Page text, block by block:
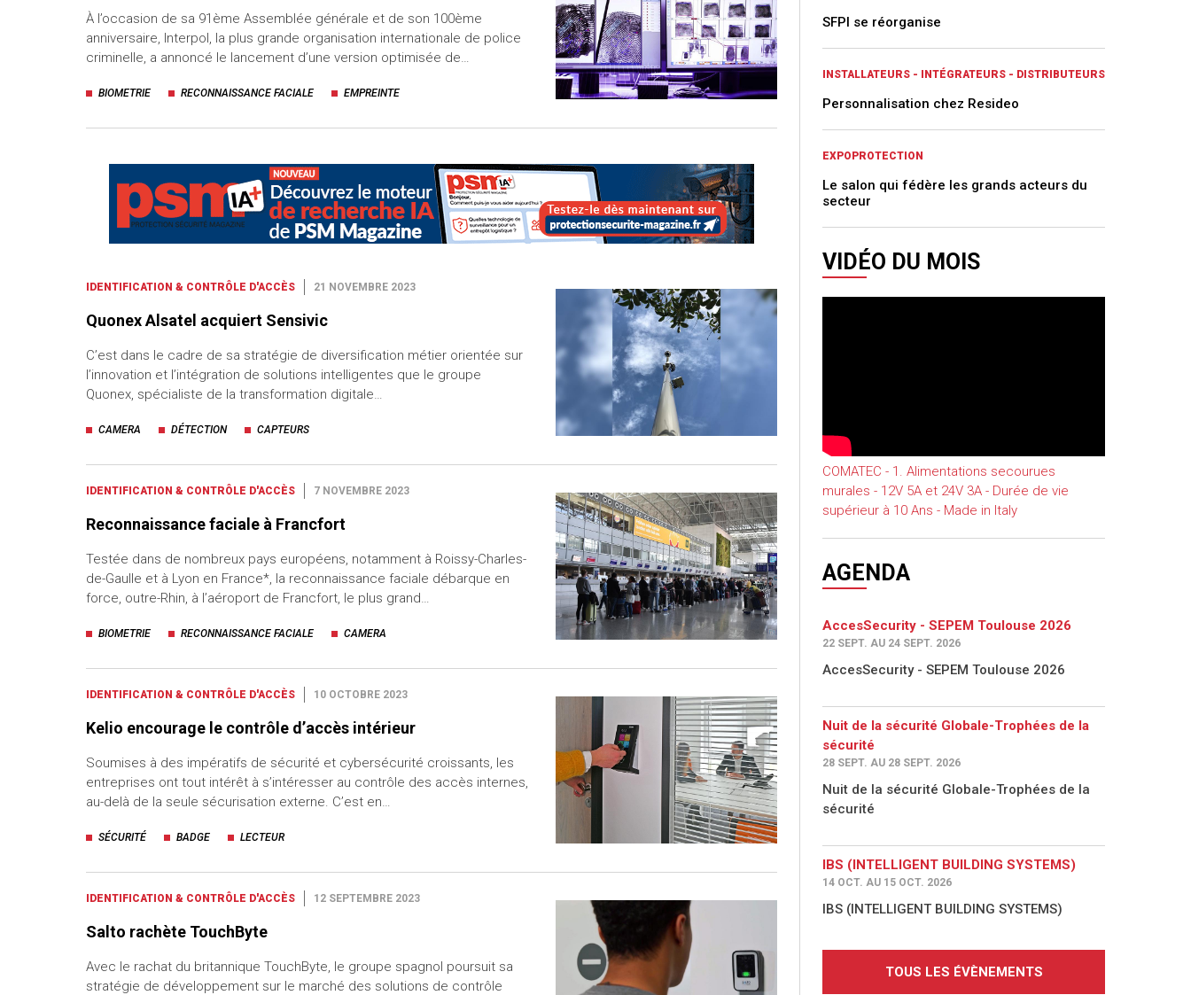
À l’occasion de sa 91ème Assemblée générale et de son 100ème
anniversaire, Interpol, la plus grande organisation internationale de police
criminelle, a annoncé le lancement d’une version optimisée de…
BIOMETRIE RECONNAISSANCE FACIALE EMPREINTE
IDENTIFICATION & CONTRÔLE D'ACCÈS 21 NOVEMBRE 2023
Quonex Alsatel acquiert Sensivic
C’est dans le cadre de sa stratégie de diversification métier orientée sur
l’innovation et l’intégration de solutions intelligentes que le groupe
Quonex, spécialiste de la transformation digitale…
CAMERA DÉTECTION CAPTEURS
IDENTIFICATION & CONTRÔLE D'ACCÈS 7 NOVEMBRE 2023
Reconnaissance faciale à Francfort
Testée dans de nombreux pays européens, notamment à Roissy-Charles-
de-Gaulle et à Lyon en France*, la reconnaissance faciale débarque en
force, outre-Rhin, à l’aéroport de Francfort, le plus grand…
BIOMETRIE RECONNAISSANCE FACIALE CAMERA
IDENTIFICATION & CONTRÔLE D'ACCÈS 10 OCTOBRE 2023
Kelio encourage le contrôle d’accès intérieur
Soumises à des impératifs de sécurité et cybersécurité croissants, les
entreprises ont tout intérêt à s’intéresser au contrôle des accès internes,
au-delà de la seule sécurisation externe. C’est en…
SÉCURITÉ BADGE LECTEUR
IDENTIFICATION & CONTRÔLE D'ACCÈS 12 SEPTEMBRE 2023
Salto rachète TouchByte
Avec le rachat du britannique TouchByte, le groupe spagnol poursuit sa
stratégie de développement sur le marché des solutions de contrôle
SFPI se réorganise
INSTALLATEURS - INTÉGRATEURS - DISTRIBUTEURS
Personnalisation chez Resideo
EXPOPROTECTION
Le salon qui fédère les grands acteurs du
secteur
VIDÉO DU MOIS
COMATEC - 1. Alimentations secourues
murales - 12V 5A et 24V 3A - Durée de vie
supérieur à 10 Ans - Made in Italy
AGENDA
AccesSecurity - SEPEM Toulouse 2026
22 SEPT. AU 24 SEPT. 2026
AccesSecurity - SEPEM Toulouse 2026
Nuit de la sécurité Globale-Trophées de la
sécurité
28 SEPT. AU 28 SEPT. 2026
Nuit de la sécurité Globale-Trophées de la
sécurité
IBS (INTELLIGENT BUILDING SYSTEMS)
14 OCT. AU 15 OCT. 2026
IBS (INTELLIGENT BUILDING SYSTEMS)
TOUS LES ÉVÈNEMENTS